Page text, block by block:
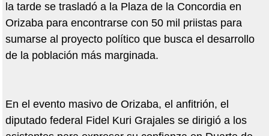
la tarde se trasladó a la Plaza de la Concordia en
Orizaba para encontrarse con 50 mil priistas para
sumarse al proyecto político que busca el desarrollo
de la población más marginada.
En el evento masivo de Orizaba, el anfitrión, el
diputado federal Fidel Kuri Grajales se dirigió a los